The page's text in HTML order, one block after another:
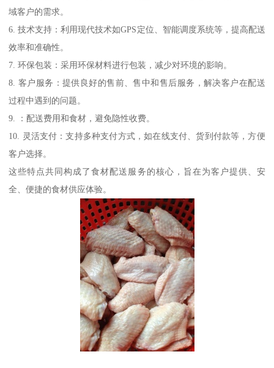
域客户的需求。
6. 技术支持：利用现代技术如GPS定位、智能调度系统等，提高配送
效率和准确性。
7. 环保包装：采用环保材料进行包装，减少对环境的影响。
8. 客户服务：提供良好的售前、售中和售后服务，解决客户在配送
过程中遇到的问题。
9. ：配送费用和食材，避免隐性收费。
10. 灵活支付：支持多种支付方式，如在线支付、货到付款等，方便
客户选择。
这些特点共同构成了食材配送服务的核心，旨在为客户提供、安
全、便捷的食材供应体验。